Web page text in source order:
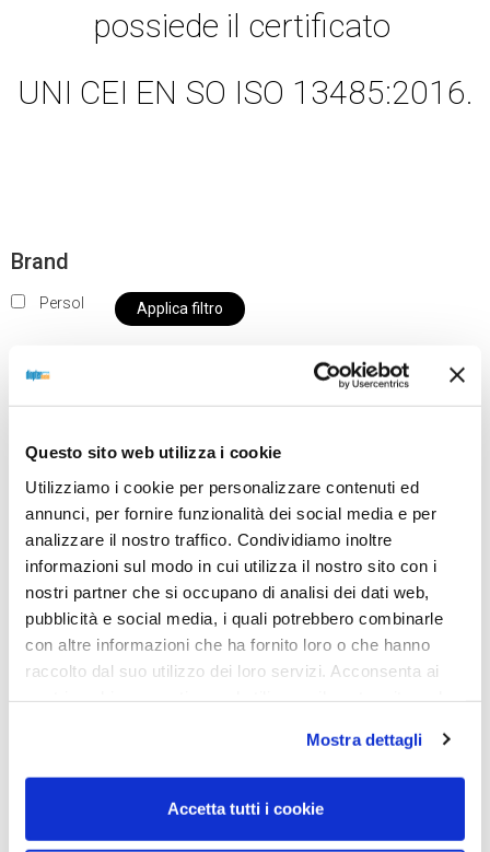
Questo sito web utilizza i cookie
Utilizziamo i cookie per personalizzare contenuti ed
annunci, per fornire funzionalità dei social media e per
analizzare il nostro traffico. Condividiamo inoltre
informazioni sul modo in cui utilizza il nostro sito con i
nostri partner che si occupano di analisi dei dati web,
pubblicità e social media, i quali potrebbero combinarle
con altre informazioni che ha fornito loro o che hanno
raccolto dal suo utilizzo dei loro servizi. Acconsenta ai
Mostra dettagli
Accetta tutti i cookie
possiede il certificato
UNI CEI EN SO ISO 13485:2016.
Brand
Persol Applica filtro
spedizione fino al giorno 31 agosto. BUONE FERIE
da OTTICA DIOPTER
Showing all 2 results